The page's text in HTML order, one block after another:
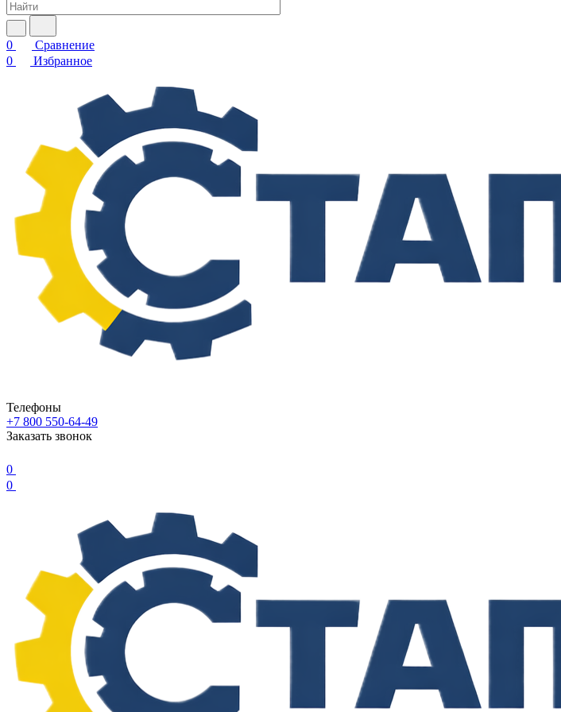
0
Сравнение
0
Избранное
Телефоны
+7 800 550-64-49
Заказать звонок
0
0